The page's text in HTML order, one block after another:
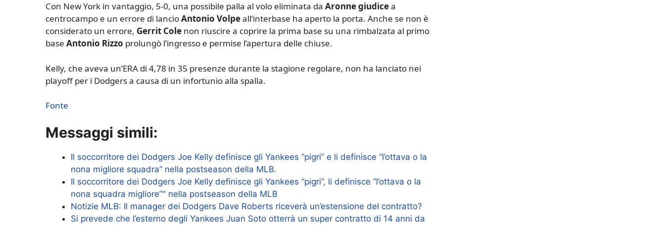
Con New York in vantaggio, 5-0, una possibile palla al volo eliminata da Aronne giudicea
centrocampo e un errore di lancioAntonio Volpeall’interbase ha aperto la porta. Anche se non è
considerato un errore, Gerrit Cole non riuscire a coprire la prima base su una rimbalzata al primo
base Antonio Rizzo prolungò l’ingresso e permise l’apertura delle chiuse.
Kelly, che aveva un’ERA di 4,78 in 35 presenze durante la stagione regolare, non ha lanciato nei
playoff per i Dodgers a causa di un infortunio alla spalla.
Fonte
Messaggi simili:
Il soccorritore dei Dodgers Joe Kelly definisce gli Yankees “pigri” e li definisce “l’ottava o la
nona migliore squadra” nella postseason della MLB.
Il soccorritore dei Dodgers Joe Kelly definisce gli Yankees “pigri”, li definisce “l’ottava o la
nona squadra migliore”" nella postseason della MLB
Notizie MLB: Il manager dei Dodgers Dave Roberts riceverà un’estensione del contratto?
Si prevede che l’esterno degli Yankees Juan Soto otterrà un super contratto di 14 anni da